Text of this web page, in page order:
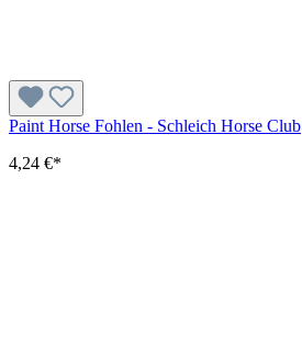
Paint Horse Fohlen - Schleich Horse Club
4,24 €*